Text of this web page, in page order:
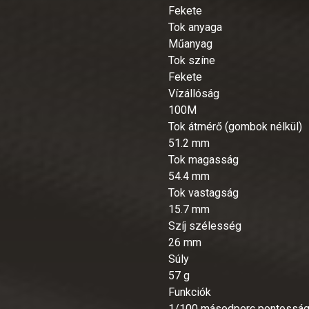
Fekete
Tok anyaga
Műanyag
Tok színe
Fekete
Vízállóság
100M
Tok átmérő (gombok nélkül)
51.2 mm
Tok magasság
54.4 mm
Tok vastagság
15.7 mm
Szíj szélesség
26 mm
Súly
57 g
Funkciók